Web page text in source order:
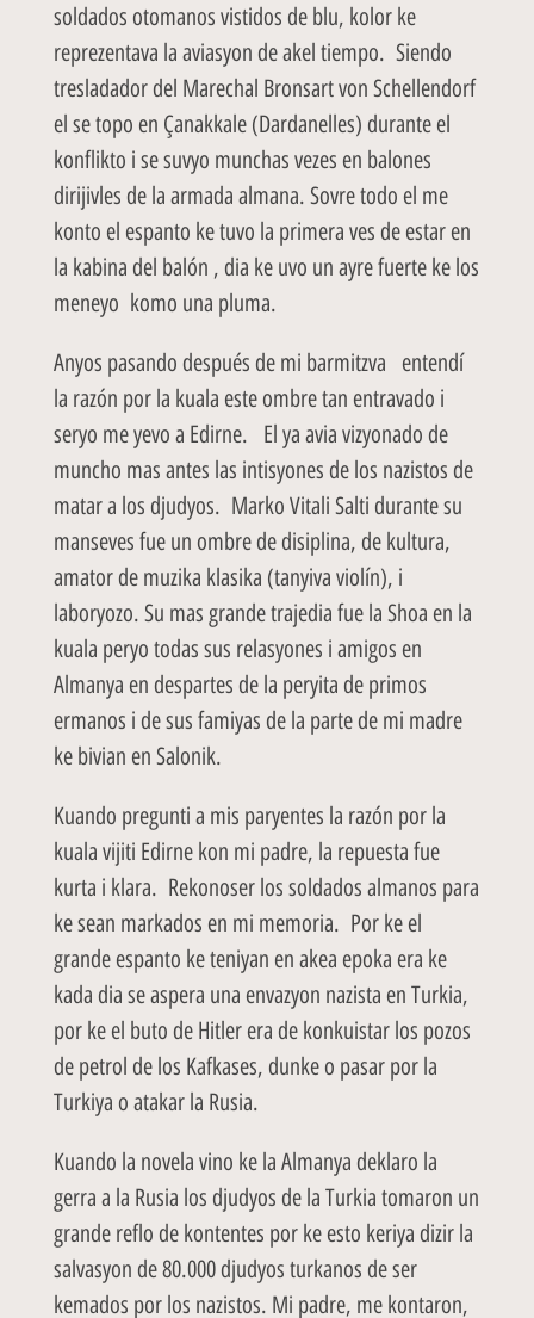
soldados otomanos vistidos de blu, kolor ke
reprezentava la aviasyon de akel tiempo. Siendo
tresladador del Marechal Bronsart von Schellendorf
el se topo en Çanakkale (Dardanelles) durante el
konflikto i se suvyo munchas vezes en balones
dirijivles de la armada almana. Sovre todo el me
konto el espanto ke tuvo la primera ves de estar en
la kabina del balón , dia ke uvo un ayre fuerte ke los
meneyo komo una pluma.
Anyos pasando después de mi barmitzva entendí
la razón por la kuala este ombre tan entravado i
seryo me yevo a Edirne. El ya avia vizyonado de
muncho mas antes las intisyones de los nazistos de
matar a los djudyos. Marko Vitali Salti durante su
manseves fue un ombre de disiplina, de kultura,
amator de muzika klasika (tanyiva violín), i
laboryozo. Su mas grande trajedia fue la Shoa en la
kuala peryo todas sus relasyones i amigos en
Almanya en despartes de la peryita de primos
ermanos i de sus famiyas de la parte de mi madre
ke bivian en Salonik.
Kuando pregunti a mis paryentes la razón por la
kuala vijiti Edirne kon mi padre, la repuesta fue
kurta i klara. Rekonoser los soldados almanos para
ke sean markados en mi memoria. Por ke el
grande espanto ke teniyan en akea epoka era ke
kada dia se aspera una envazyon nazista en Turkia,
por ke el buto de Hitler era de konkuistar los pozos
de petrol de los Kafkases, dunke o pasar por la
Turkiya o atakar la Rusia.
Kuando la novela vino ke la Almanya deklaro la
gerra a la Rusia los djudyos de la Turkia tomaron un
grande reflo de kontentes por ke esto keriya dizir la
salvasyon de 80.000 djudyos turkanos de ser
kemados por los nazistos. Mi padre, me kontaron,